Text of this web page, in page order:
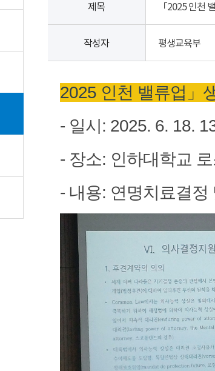
제목 「2025 인천
작성자 평생교육부
2025 인천 밸류업」
- 일시: 2025. 6. 18.
- 장소: 인하대학교
- 내용: 연명치료결